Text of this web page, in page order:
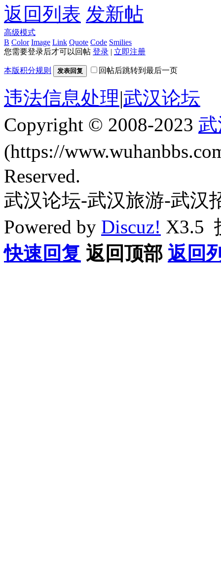
返回列表 发新帖
高级模式
B Color Image Link Quote Code Smilies
您需要登录后才可以回帖 登录 | 立即注册
本版积分规则 发表回复 回帖后跳转到最后一页
违法信息处理|武汉论坛
Copyright © 2008-2023
(https://
Reserved.
武汉论坛-武汉旅游-武汉
Powered by Discuz! X3.5
快速回复 返回顶部 返回